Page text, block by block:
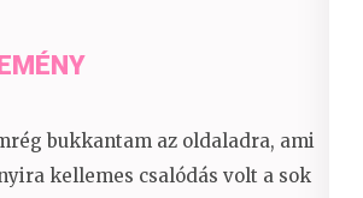
bukkantam az oldaladra, ami
kellemes csalódás volt a sok